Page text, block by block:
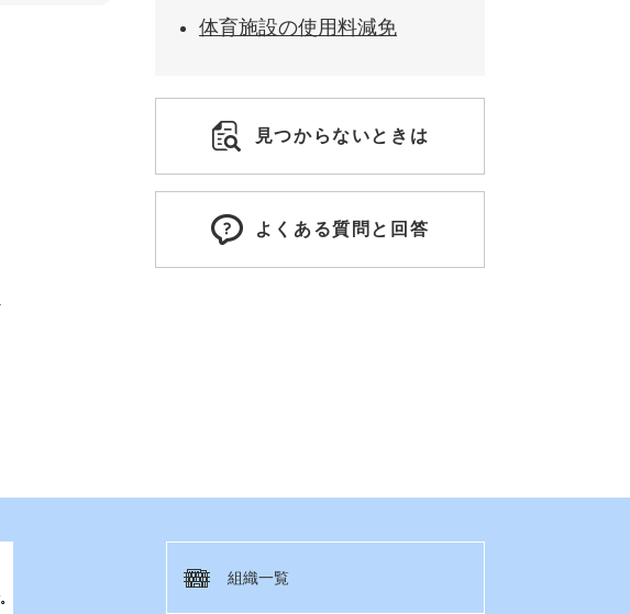
体育施設の使用料減免
見つからないときは
よくある質問と回答
組織一覧